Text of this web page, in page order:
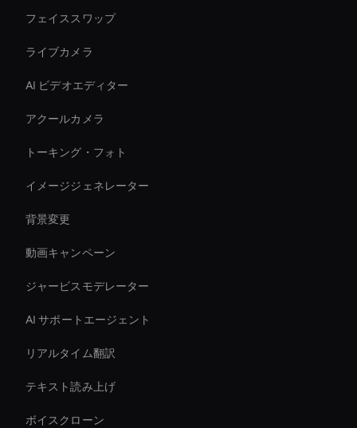
フェイススワップ
ライブカメラ
AI ビデオエディター
アクールカメラ
トーキング・フォト
イメージジェネレーター
背景変更
動画キャンペーン
ジャービスモデレーター
AI サポートエージェント
リアルタイム翻訳
テキスト読み上げ
ボイスクローン